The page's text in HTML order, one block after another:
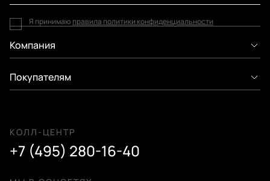
Компания
Покупателям
КОЛЛ-ЦЕНТР
+7 (495) 280-16-40
Я принимаю правила политики конфиденциальности